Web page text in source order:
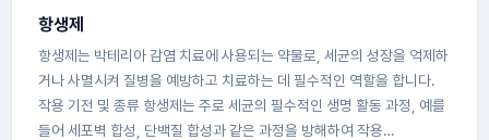
항생제
항생제는 박테리아 감염 치료에 사용되는 약물로, 세균의 성장을 억제하
거나 사멸시켜 질병을 예방하고 치료하는 데 필수적인 역할을 합니다.
작용 기전 및 종류 항생제는 주로 세균의 필수적인 생명 활동 과정, 예를
들어 세포벽 합성, 단백질 합성과 같은 과정을 방해하여 작용…